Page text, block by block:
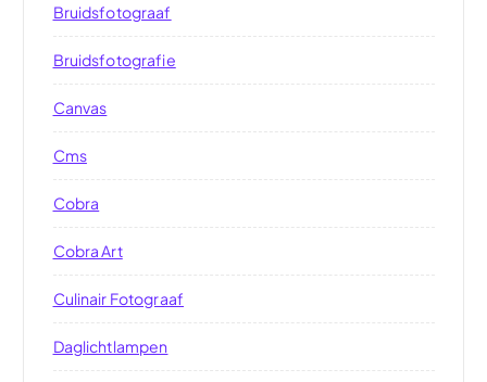
Bruidsfotograaf
Bruidsfotografie
Canvas
Cms
Cobra
Cobra Art
Culinair Fotograaf
Daglichtlampen